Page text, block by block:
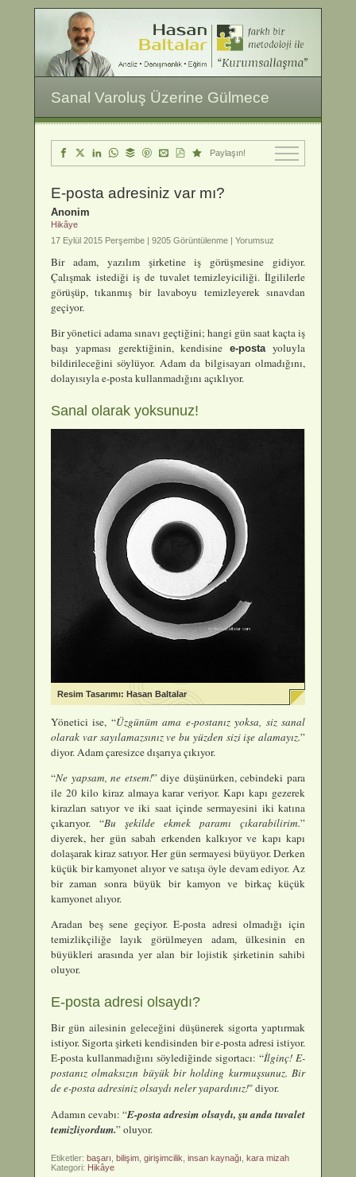
Sanal Varoluş Üzerine Gülmece
Paylaşın!
E-posta adresiniz var mı?
Anonim
Hikâye
17 Eylül 2015 Perşembe | 9205 Görüntülenme | Yorumsuz
Bir adam, yazılım şirketine iş görüşmesine gidiyor.
Çalışmak istediği iş de tuvalet temizleyiciliği. İlgililerle
görüşüp, tıkanmış bir lavaboyu temizleyerek sınavdan
geçiyor.
Bir yönetici adama sınavı geçtiğini; hangi gün saat kaçta iş
başı yapması gerektiğinin, kendisinee-postayoluyla
bildirileceğini söylüyor. Adam da bilgisayarı olmadığını,
dolayısıyla e-posta kullanmadığını açıklıyor.
Sanal olarak yoksunuz!
Resim Tasarımı: Hasan Baltalar
Yönetici ise, “Üzgünüm ama e-postanız yoksa, siz sanal
olarak var sayılamazsınız ve bu yüzden sizi işe alamayız.”
diyor. Adam çaresizce dışarıya çıkıyor.
“Ne yapsam, ne etsem!” diye düşünürken, cebindeki para
ile 20 kilo kiraz almaya karar veriyor. Kapı kapı gezerek
kirazları satıyor ve iki saat içinde sermayesini iki katına
çıkarıyor. “Bu şekilde ekmek paramı çıkarabilirim.”
diyerek, her gün sabah erkenden kalkıyor ve kapı kapı
dolaşarak kiraz satıyor. Her gün sermayesi büyüyor. Derken
küçük bir kamyonet alıyor ve satışa öyle devam ediyor. Az
bir zaman sonra büyük bir kamyon ve birkaç küçük
kamyonet alıyor.
Aradan beş sene geçiyor. E-posta adresi olmadığı için
temizlikçiliğe layık görülmeyen adam, ülkesinin en
büyükleri arasında yer alan bir lojistik şirketinin sahibi
oluyor.
E-posta adresi olsaydı?
Bir gün ailesinin geleceğini düşünerek sigorta yaptırmak
istiyor. Sigorta şirketi kendisinden bir e-posta adresi istiyor.
E-posta kullanmadığını söylediğinde sigortacı: “İlginç! E-
postanız olmaksızın büyük bir holding kurmuşsunuz. Bir
de e-posta adresiniz olsaydı neler yapardınız!" diyor.
Adamın cevabı: “E-posta adresim olsaydı, şu anda tuvalet
temizliyordum.” oluyor.
Etiketler: başarı bilişim girişimcilik insan kaynağı kara mizah
Kategori: Hikâye